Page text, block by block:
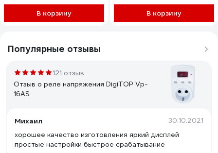
В корзину В корзину
Популярные отзывы
121 отзыв
Отзыв о реле напряжения DigiTOP Vp-
16AS
Михаил 30.10.2021
хорошее качество изготовления яркий дисплей
простые настройки быстрое срабатывание